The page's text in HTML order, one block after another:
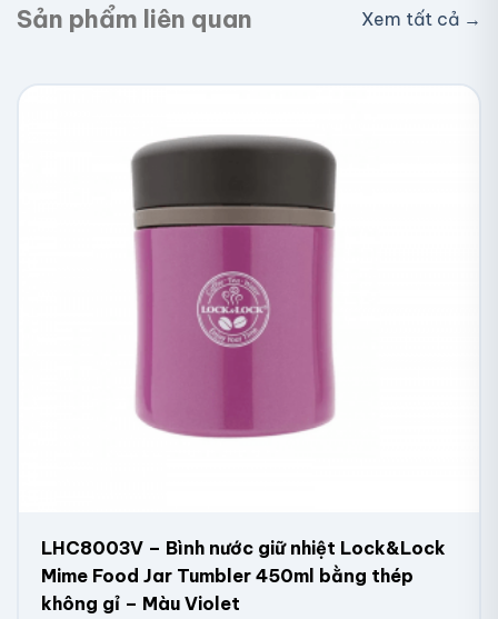
Sản phẩm liên quan Xem tất cả →
LHC8003V – Bình nước giữ nhiệt Lock&Lock
Mime Food Jar Tumbler 450ml bằng thép
không gỉ – Màu Violet